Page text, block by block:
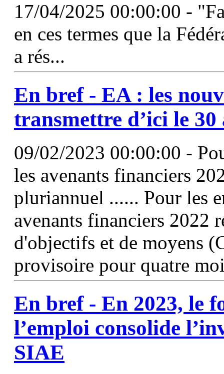
17/04/2025 00:00:00 -
en ces termes que la
a rés...
En bref - EA: les
transmettre d’ici le
09/02/2023 00:00:00 -
les avenants financiers
pluriannuel ...... Pour les
avenants financiers 2022
d'objectifs et de moyens
provisoire pour quatre
En bref - En 2023, le
l’emploi consolide
SIAE